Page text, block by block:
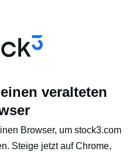
veralteten
Browser, um stock3.com
Steige jetzt auf Chrome,